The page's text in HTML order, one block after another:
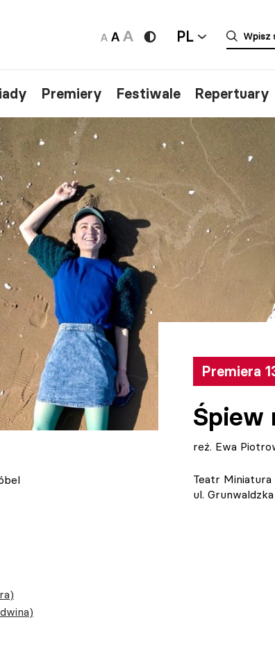
PL
Premiery Festiwale Repertuary
Premiera
Śpiew
reż. Ewa
Teatr Miniatura
ul.